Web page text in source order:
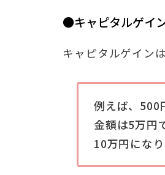
●キャピタルゲイ
キャピタルゲイン
例えば、500
金額は5万円
10万円になり